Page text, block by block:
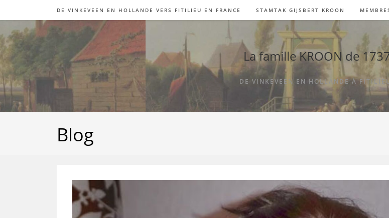
to
content
DE VINKEVEEN EN HOLLANDE VERS FITILIEU EN FRANCE STAMTAK GIJSBERT KROON
La famille KROON de
DE VINKEVEEN EN HOLLANDE À
Blog